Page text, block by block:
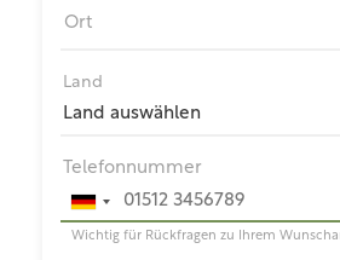
Ort
Land
Wichtig für Rückfragen zu Ihrem
Telefonnummer